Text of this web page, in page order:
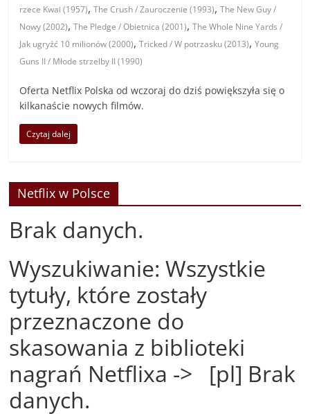
rzece Kwai (1957),The Crush / Zauroczenie (1993),The New Guy /
Nowy (2002),The Pledge / Obietnica (2001),The Whole Nine Yards /
Jak ugryźć 10 milionów (2000),Tricked / W potrzasku (2013),Young
Guns II / Młode strzelby II (1990)
Oferta Netflix Polska od wczoraj do dziś powiększyła się o
kilkanaście nowych filmów.
Czytaj dalej
Netflix w Polsce
Brak danych.
Wyszukiwanie: Wszystkie
tytuły, które zostały
przeznaczone do
skasowania z biblioteki
nagrań Netflixa -> [pl] Brak
danych.